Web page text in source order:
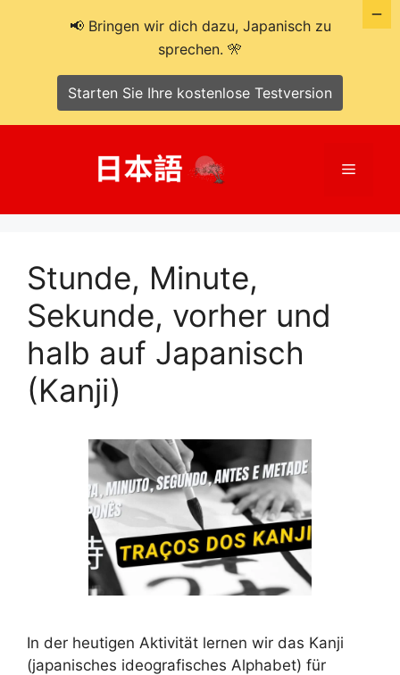
Menü
Stunde, Minute,
Sekunde, vorher und
halb auf Japanisch
(Kanji)
In der heutigen Aktivität lernen wir das Kanji
(japanisches ideografisches Alphabet) für
📢 Bringen wir dich dazu, Japanisch zu
sprechen. 🎌
Starten Sie Ihre kostenlose Testversion